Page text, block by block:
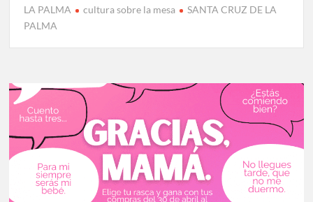
LA PALMA
cultura sobre la mesa
SANTA CRUZ DE LA
PALMA